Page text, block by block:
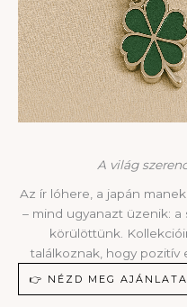
A világ
Az ír lóhere, a japán
– mind ugyanazt üzenik:
körülöttünk.
találkoznak, hogy pozitív
👉 NÉZD MEG